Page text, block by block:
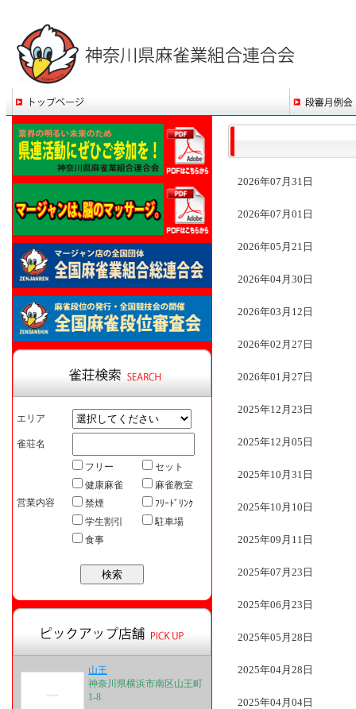
エリア
雀荘名
営業内容
フリー
セット
健康麻雀
麻雀教室
禁煙
ﾌﾘｰﾄﾞﾘﾝｸ
学生割引
駐車場
食事
山王
神奈川県横浜市南区山王町
1-8
2026年07月31日
2026年07月01日
2026年05月21日
2026年04月30日
2026年03月12日
2026年02月27日
2026年01月27日
2025年12月23日
2025年12月05日
2025年10月31日
2025年10月10日
2025年09月11日
2025年07月23日
2025年06月23日
2025年05月28日
2025年04月28日
2025年04月04日